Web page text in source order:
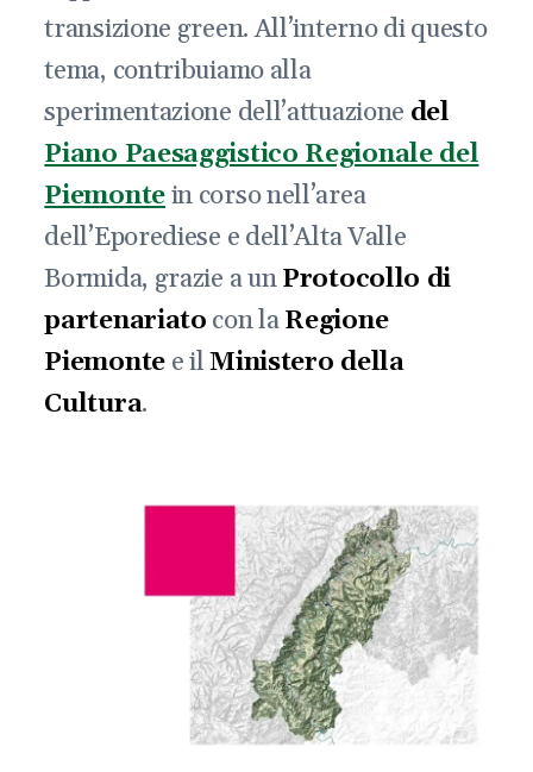
transizione green. All’interno di questo
tema, contribuiamo alla
sperimentazione dell’attuazione del
Piano Paesaggistico Regionale del
Piemontein corso nell’area
dell’Eporediese e dell’Alta Valle
Bormida, grazie a unProtocollo di
partenariato con laRegione
Piemontee ilMinistero della
Cultura.